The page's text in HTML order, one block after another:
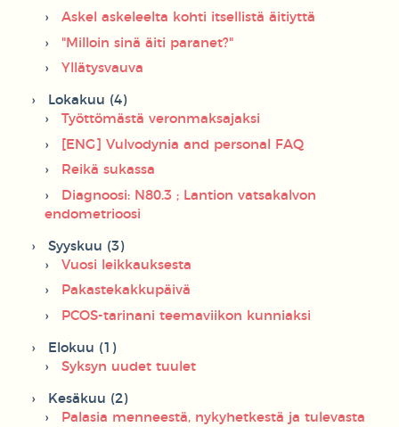
Askel askeleelta kohti itsellistä äitiyttä
"Milloin sinä äiti paranet?"
Yllätysvauva
Lokakuu (4)
Työttömästä veronmaksajaksi
[ENG] Vulvodynia and personal FAQ
Reikä sukassa
Diagnoosi: N80.3 ; Lantion vatsakalvon
endometrioosi
Syyskuu (3)
Vuosi leikkauksesta
Pakastekakkupäivä
PCOS-tarinani teemaviikon kunniaksi
Elokuu (1)
Syksyn uudet tuulet
Kesäkuu (2)
Palasia menneestä, nykyhetkestä ja tulevasta